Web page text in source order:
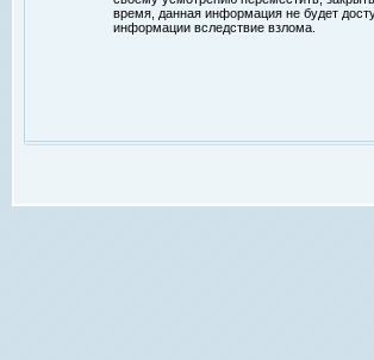
время, данная информация не будет
информации вследствие взлома.